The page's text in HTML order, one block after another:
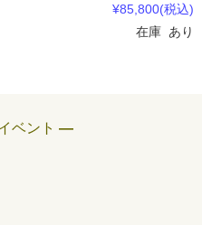
¥85,800(税込)
在庫 あり
ベント ―